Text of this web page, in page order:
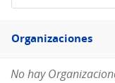
de
Filtro
Organizaciones
No hay